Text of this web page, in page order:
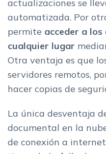
actualizaciones se
automatizada. Por
permite acceder a los
cualquier lugar
Otra ventaja es que
servidores remotos,
hacer copias de
La única desventaja
documental en la
de conexión a